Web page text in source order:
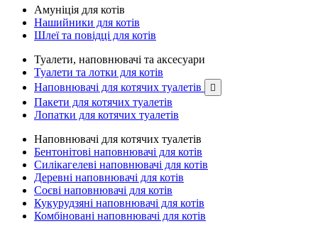
Амуніція для котів
Нашийники для котів
Шлеї та повідці для котів
Туалети, наповнювачі та аксесуари
Туалети та лотки для котів
Наповнювачі для котячих туалетів

Пакети для котячих туалетів
Лопатки для котячих туалетів
Наповнювачі для котячих туалетів
Бентонітові наповнювачі для котів
Силікагелеві наповнювачі для котів
Деревні наповнювачі для котів
Соєві наповнювачі для котів
Кукурудзяні наповнювачі для котів
Комбіновані наповнювачі для котів